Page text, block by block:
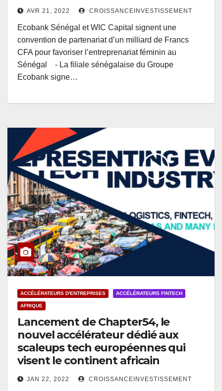
AVR 21, 2022 CROISSANCEINVESTISSEMENT
Ecobank Sénégal et WIC Capital signent une
convention de partenariat d’un milliard de Francs
CFA pour favoriser l’entreprenariat féminin au
Sénégal - La filiale sénégalaise du Groupe
Ecobank signe…
ACCÉLÉRATEURS D'ENTREPRISES ACCÉLÉRATEURS FINTECH
AFRIQUE
Lancement de Chapter54, le
nouvel accélérateur dédié aux
scaleups tech européennes qui
visent le continent africain
JAN 22, 2022 CROISSANCEINVESTISSEMENT